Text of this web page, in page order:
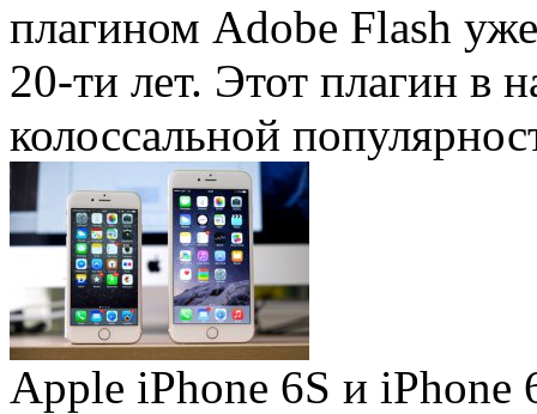
плагином Adobe Flash
20-ти лет. Этот плагин в
колоссальной
Apple iPhone 6S и iPhone